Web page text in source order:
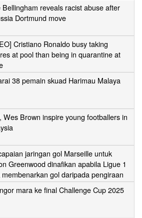
Bellingham reveals racist abuse after
Dortmund move
Cristiano Ronaldo busy taking
at pool than being in quarantine at
38 pemain skuad Harimau Malaya
Wes Brown inspire young footballers in
jaringan gol Marseille untuk
Greenwood dinafikan apabila Ligue 1
membenarkan gol daripada pengiraan
mara ke final Challenge Cup 2025